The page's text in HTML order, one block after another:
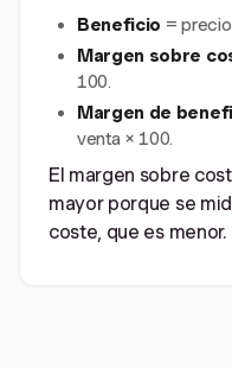
Beneficio =
Margen sobre
100.
Margen de
venta × 100.
El margen sobre
mayor porque se
coste, que es menor.